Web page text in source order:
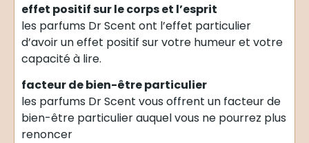
effet positif sur le corps et l’esprit
les parfums Dr Scent ont l’effet particulier
d’avoir un effet positif sur votre humeur et votre
capacité à lire.
facteur de bien-être particulier
les parfums Dr Scent vous offrent un facteur de
bien-être particulier auquel vous ne pourrez plus
renoncer